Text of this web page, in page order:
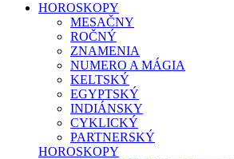
HOROSKOPY
MESAČNY
ROČNÝ
ZNAMENIA
NUMERO A MÁGIA
KELTSKÝ
EGYPTSKÝ
INDIÁNSKY
CYKLICKÝ
PARTNERSKÝ
HOROSKOPY